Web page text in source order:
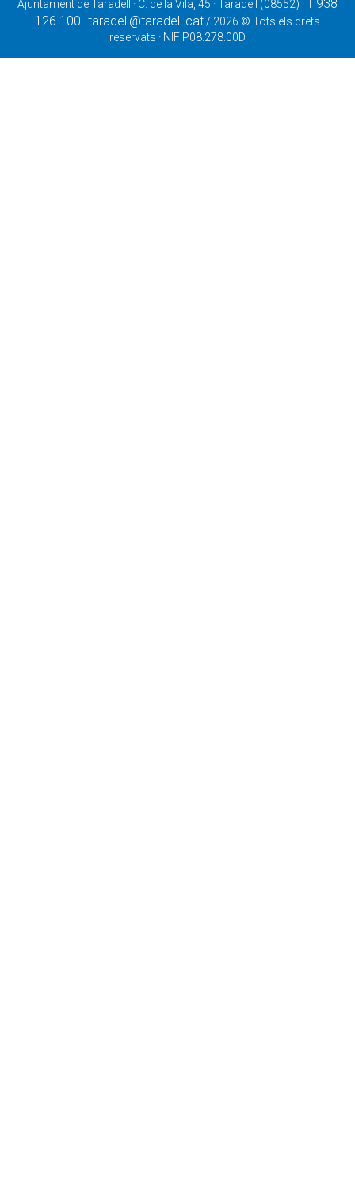
Ajuntament de Taradell · C. de la Vila, 45 · Taradell (08552) · T 938
126 100 ·taradell@taradell.cat/ 2026 © Tots els drets
reservats · NIF P08.278.00D